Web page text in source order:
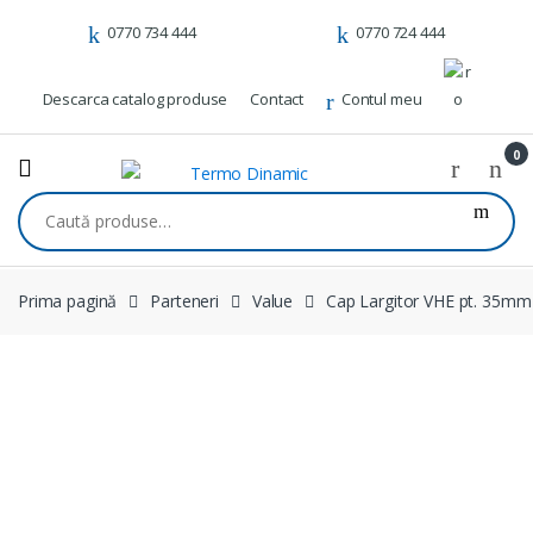
0770 734 444 0770 724 444
Descarca catalog produse Contact Contul meu
0
Caută după:
Prima pagină Parteneri Value Cap Largitor VHE pt. 35mm